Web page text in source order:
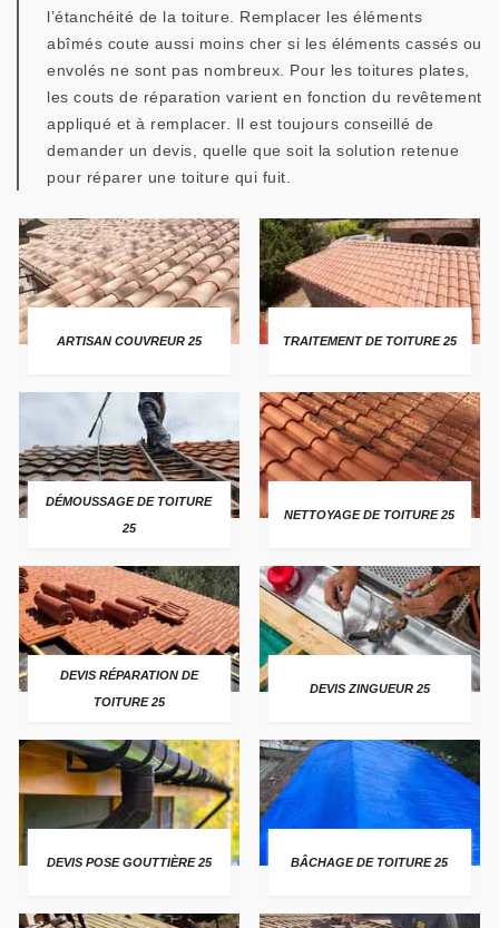
l’étanchéité de la toiture. Remplacer les éléments
abîmés coute aussi moins cher si les éléments cassés ou
envolés ne sont pas nombreux. Pour les toitures plates,
les couts de réparation varient en fonction du revêtement
appliqué et à remplacer. Il est toujours conseillé de
demander un devis, quelle que soit la solution retenue
pour réparer une toiture qui fuit.
ARTISAN COUVREUR 25 TRAITEMENT DE TOITURE 25
DÉMOUSSAGE DE TOITURE
25
NETTOYAGE DE TOITURE 25
DEVIS RÉPARATION DE
TOITURE 25
DEVIS ZINGUEUR 25
DEVIS POSE GOUTTIÈRE 25 BÂCHAGE DE TOITURE 25